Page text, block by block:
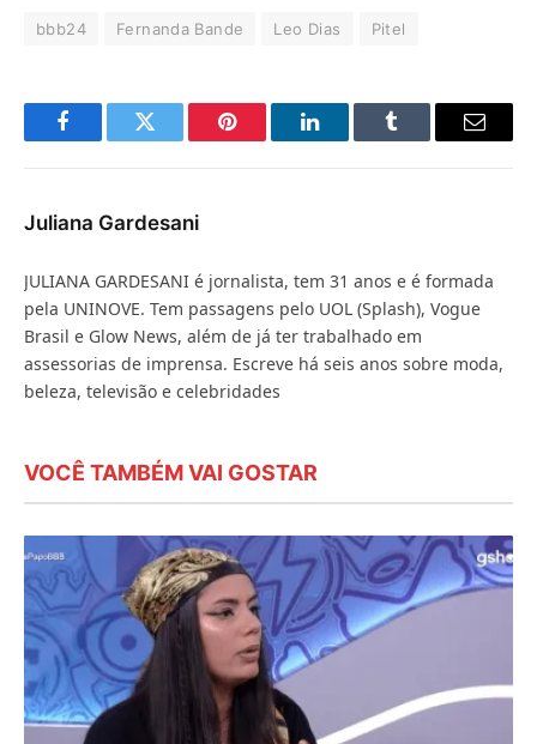
bbb24 Fernanda Bande Leo Dias Pitel
FacebookTwitter Pinterest LinkedInTumblr
E-
Juliana Gardesani
JULIANA GARDESANI é jornalista, tem 31 anos e é formada
pela UNINOVE. Tem passagens pelo UOL (Splash), Vogue
Brasil e Glow News, além de já ter trabalhado em
assessorias de imprensa. Escreve há seis anos sobre moda,
beleza, televisão e celebridades
VOCÊ TAMBÉM VAI GOSTAR